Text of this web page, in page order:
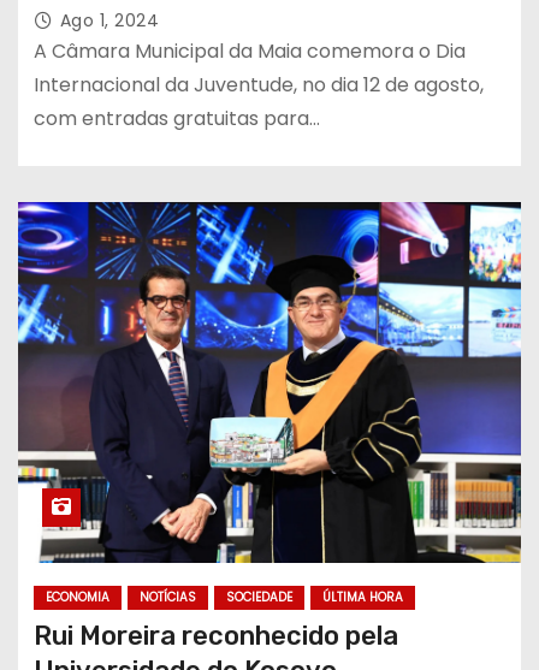
Ago 1, 2024
A Câmara Municipal da Maia comemora o Dia
Internacional da Juventude, no dia 12 de agosto,
com entradas gratuitas para…
ECONOMIA NOTÍCIAS SOCIEDADE ÚLTIMA HORA
Rui Moreira reconhecido pela